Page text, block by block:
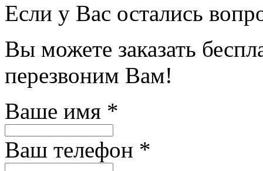
Если у Вас остались
Вы можете заказать
перезвоним Вам!
Ваше имя *
Ваш телефон *